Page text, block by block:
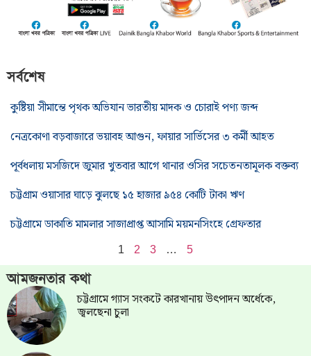
সর্বশেষ
কুষ্টিয়া সীমান্তে পৃথক অভিযান ভারতীয় মাদক ও চোরাই পণ্য জব্দ
নেত্রকোণা বড়বাজারে ভয়াবহ আগুন, ফায়ার সার্ভিসের ৩ কর্মী আহত
পূর্বধলায় মসজিদে জুমার খুতবার আগে থানার ওসির সচেতনতামূলক বক্তব্য
চট্টগ্রাম ওয়াসার ঘাড়ে ঝুলছে ১৫ হাজার ৯৫৪ কোটি টাকা ঋণ
চট্টগ্রামে ডাকাতি মামলার সাজাপ্রাপ্ত আসামি ময়মনসিংহে গ্রেফতার
1 2 3 … 5
আমজনতার কথা
চট্টগ্রামে গ্যাস সংকটে কারখানায় উৎপাদন অর্ধেকে,
জ্বলছেনা চুলা